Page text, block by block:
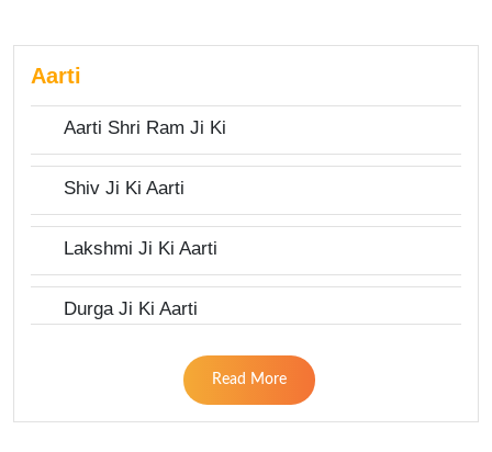
Aarti
Aarti Shri Ram Ji Ki
Shiv Ji Ki Aarti
Lakshmi Ji Ki Aarti
Durga Ji Ki Aarti
Read More